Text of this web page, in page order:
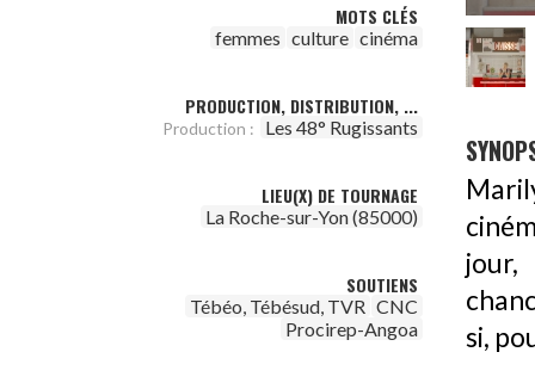
MOTS CLÉS
femmes culture cinéma
PRODUCTION, DISTRIBUTION, ...
Production : Les 48° Rugissants
LIEU(X) DE TOURNAGE
La Roche-sur-Yon (85000)
SOUTIENS
Tébéo, Tébésud, TVR CNC
Procirep-Angoa
jour,
si,